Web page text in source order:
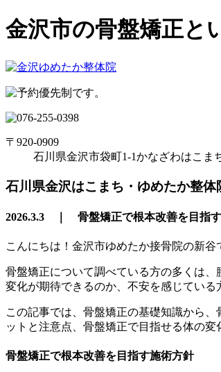
金沢市の骨盤矯正と
〒920-0909
石川県金沢市袋町1-1かなざわはこま
石川県金沢はこまち・ゆめたか整体
2026.3.3 ｜ 骨盤矯正で根本改善を目指
こんにちは！金沢市ゆめたか接骨院の新谷
骨盤矯正について調べている方の多くは
変化が期待できるのか、不安を感じている
この記事では、骨盤矯正の基礎知識から
ットと注意点、骨盤矯正で目指せる体の
骨盤矯正で根本改善を目指す施術方針